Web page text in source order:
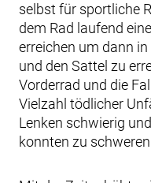
selbst für sportliche
dem Rad laufend
erreichen um dann
und den Sattel zu
Vorderrad und die
Vielzahl tödlicher
Lenken schwierig
konnten zu